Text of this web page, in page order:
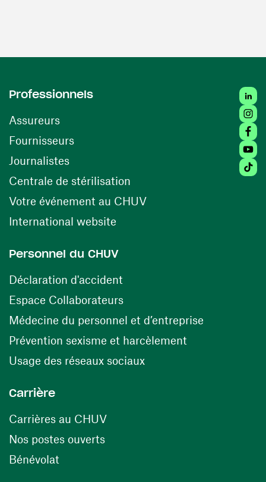
Professionnels
Assureurs
Fournisseurs(ouvre une nouvelle fenêtre)
Journalistes
Centrale de stérilisation (ouvre une nouvelle
Votre événement au CHUV(ouvre une nouvelle
International website
Personnel du CHUV
Déclaration d'accident
Espace Collaborateurs(ouvre une nouvelle fenêtre)
Médecine du personnel et d’entreprise
Prévention sexisme et harcèlement
Usage des réseaux sociaux(ouvre une nouvelle
Carrière
Carrières au CHUV(ouvre une nouvelle fenêtre)
Nos postes ouverts(ouvre une nouvelle fenêtre)
Bénévolat